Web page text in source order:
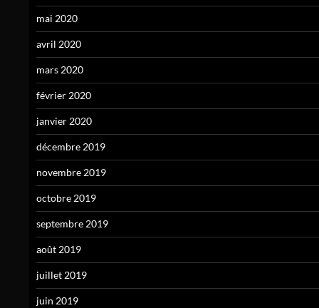
mai 2020
avril 2020
mars 2020
février 2020
janvier 2020
décembre 2019
novembre 2019
octobre 2019
septembre 2019
août 2019
juillet 2019
juin 2019